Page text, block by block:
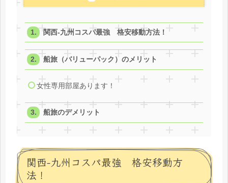
関西-九州コスパ最強 格安移動方法！
船旅（バリューパック）のメリット
女性専用部屋あります！
船旅のデメリット
関西-九州コスパ最強 格安移動方
法！